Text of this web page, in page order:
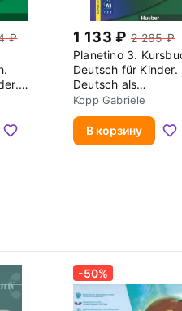
1 133
2 265
Planetino 3.
Deutsch für Kinder.
Deutsch als
Fremdsprache
Kopp Gabriele
В корзину
-50%